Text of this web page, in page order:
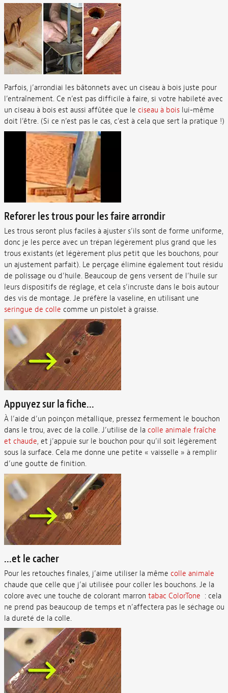
Parfois, j’arrondiai les bâtonnets avec un ciseau à bois juste pour
l’entraînement. Ce n’est pas difficile à faire, si votre habileté avec
un ciseau à bois est aussi affûtée que le ciseau à boislui-même
doit l’être. (Si ce n’est pas le cas, c’est à cela que sert la pratique !)
Reforer les trous pour les faire arrondir
Les trous seront plus faciles à ajuster s’ils sont de forme uniforme,
donc je les perce avec un trépan légèrement plus grand que les
trous existants (et légèrement plus petit que les bouchons, pour
un ajustement parfait). Le perçage élimine également tout résidu
de polissage ou d’huile. Beaucoup de gens versent de l’huile sur
leurs dispositifs de réglage, et cela s’incruste dans le bois autour
des vis de montage. Je préfère la vaseline, en utilisant une
seringue de colle comme un pistolet à graisse.
Appuyez sur la fiche...
À l’aide d’un poinçon métallique, pressez fermement le bouchon
dans le trou, avec de la colle. J’utilise de la colle animale fraîche
et chaude, et j’appuie sur le bouchon pour qu’il soit légèrement
sous la surface. Cela me donne une petite « vaisselle » à remplir
d’une goutte de finition.
...et le cacher
Pour les retouches finales, j’aime utiliser la même colle animale
chaude que celle que j’ai utilisée pour coller les bouchons. Je la
colore avec une touche de colorant marron tabac ColorTone : cela
ne prend pas beaucoup de temps et n’affectera pas le séchage ou
la dureté de la colle.